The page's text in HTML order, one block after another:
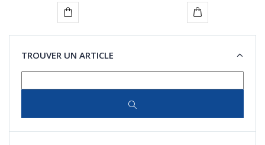
TROUVER UN ARTICLE